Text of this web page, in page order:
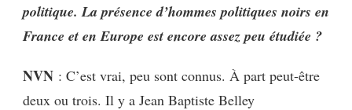
politique. La présence d’hommes politiques noirs en
France et en Europe est encore assez peu étudiée ?
NVN : C’est vrai, peu sont connus. À part peut-être
deux ou trois. Il y a Jean Baptiste Belley